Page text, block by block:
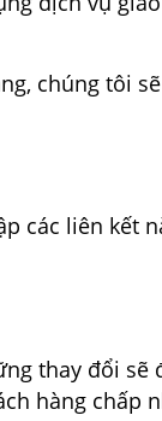
chúng tôi
các liên kết
thay đổi sẽ
hàng chấp